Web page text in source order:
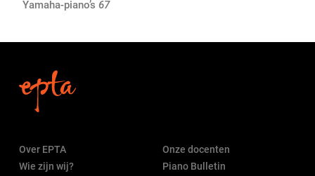
Yamaha-piano’s 67
Over EPTA
Wie zijn wij?
Onze docenten
Piano Bulletin